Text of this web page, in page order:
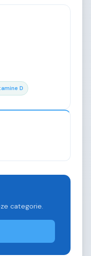
D
categorie.